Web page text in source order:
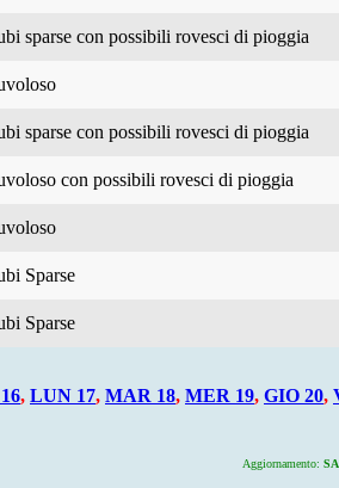
sparse con possibili rovesci di pioggia
sparse con possibili rovesci di pioggia
con possibili rovesci di pioggia
Sparse
Sparse
, LUN 17, MAR 18, MER 19, GIO 20,
Aggiornamento: